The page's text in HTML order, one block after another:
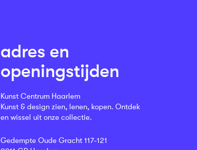
adres en
openingstijden
Kunst Centrum Haarlem
Kunst & design zien, lenen, kopen. Ontdek
en wissel uit onze collectie.
Gedempte Oude Gracht 117-121